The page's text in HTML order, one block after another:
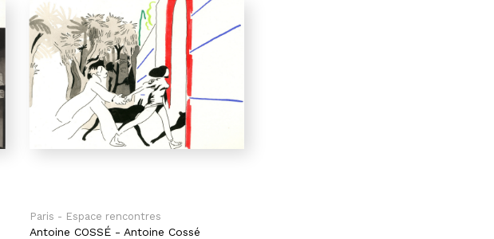
Paris - Espace rencontres
Antoine COSSÉ - Antoine Cossé